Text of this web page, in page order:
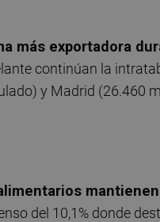
más exportadora
continúan la
y Madrid (26.460
del 10,1% donde